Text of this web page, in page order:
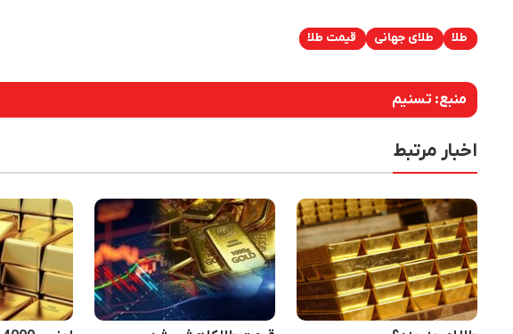
طلا طلای جهانی قیمت طلا
منبع: تسنیم
اخبار مرتبط